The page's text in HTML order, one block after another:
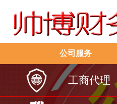
公司服务
工商代理